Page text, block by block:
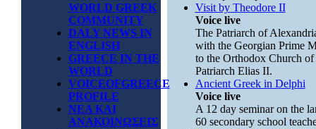
WORLD GREEK
COMMUNITY
DALY NEWS IN
ENGLISH
GREECE IN THE
WORLD
VOICEOFGREECE
PROFILE
ΝΕΑ ΚΑΙ
ΑΝΑΚΟΙΝΩΣΕΙΣ
Visit by Theodore II
Voice live
The Patriarch of
with the Georgian Prime
to the Orthodox Church
Patriarch Elias II.
Ancient Greek in Delphi
Voice live
A 12 day seminar on the
60 secondary school